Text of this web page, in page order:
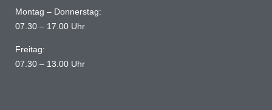
Montag – Donnerstag:
07.30 – 17.00 Uhr
Freitag:
07.30 – 13.00 Uhr